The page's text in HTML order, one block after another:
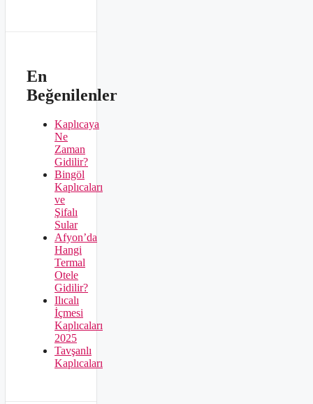
En
Beğenilenler
Kaplıcaya
Ne
Zaman
Gidilir?
Bingöl
Kaplıcaları
ve
Şifalı
Sular
Afyon’da
Hangi
Termal
Otele
Gidilir?
Ilıcalı
İçmesi
Kaplıcaları
2025
Tavşanlı
Kaplıcaları